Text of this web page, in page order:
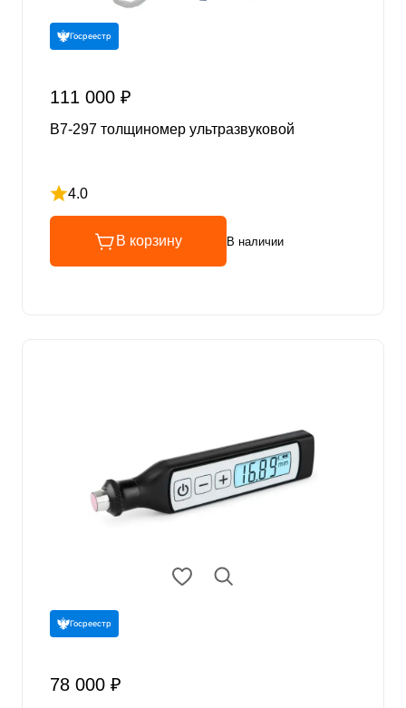
Госреестр
111 000 ₽
В7-297 толщиномер ультразвуковой
4.0
Рейтинг 4 из 5
В корзину В наличии
Госреестр
78 000 ₽